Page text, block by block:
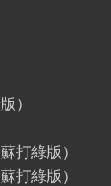
）
打綠版）
打綠版）